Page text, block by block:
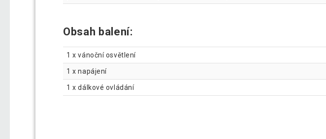
Obsah balení:
1 x vánoční osvětlení
1 x napájení
1 x dálkové ovládání